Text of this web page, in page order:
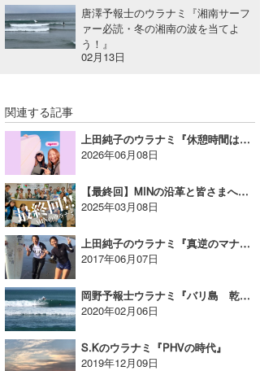
唐澤予報士のウラナミ『湘南サーフ
ァー必読・冬の湘南の波を当てよ
う！』
02月13日
関連する記事
上田純子のウラナミ『休憩時間は海へダッシュ ～30分一本勝負の海 』
2026年06月08日
【最終回】MINの沿革と皆さまへの感謝｜MINのウラナミVol.383
2025年03月08日
上田純子のウラナミ『真逆のマナミとアスカ』
2017年06月07日
岡野予報士ウラナミ『バリ島 乾季トリップ うねり炸裂⑦ 最終日ビンギン』
2020年02月06日
S.Kのウラナミ『PHVの時代』
2019年12月09日